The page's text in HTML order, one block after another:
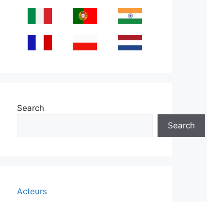
Search
Search
Acteurs